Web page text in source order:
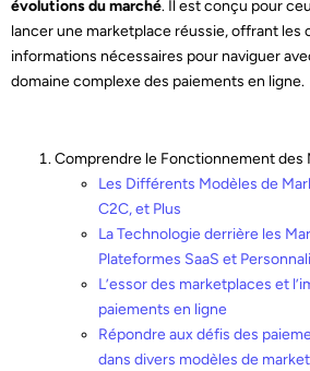
évolutions du marché. Il est conçu pour
lancer une marketplace réussie, offrant les
informations nécessaires pour naviguer
domaine complexe des paiements en ligne.
Comprendre le Fonctionnement des
Les Différents Modèles de
C2C, et Plus
La Technologie derrière les
Plateformes SaaS et
L’essor des marketplaces et
paiements en ligne
Répondre aux défis des
dans divers modèles de